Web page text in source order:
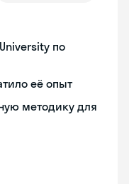
по
её опыт
методику для